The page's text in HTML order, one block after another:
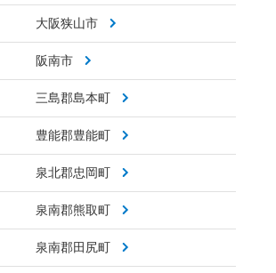
大阪狭山市
阪南市
三島郡島本町
豊能郡豊能町
泉北郡忠岡町
泉南郡熊取町
泉南郡田尻町